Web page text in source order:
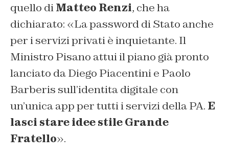
quello diMatteo Renzi, che ha
dichiarato: «La password di Stato anche
per i servizi privati è inquietante. Il
Ministro Pisano attui il piano già pronto
lanciato da Diego Piacentini e Paolo
Barberis sull’identita digitale con
un’unica app per tutti i servizi della PA. E
lasci stare idee stile Grande
Fratello».